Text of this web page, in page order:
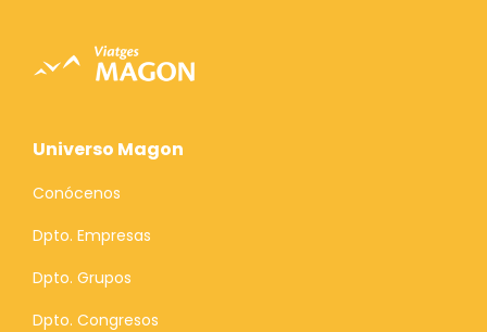
Universo Magon
Conócenos
Dpto. Empresas
Dpto. Grupos
Dpto. Congresos